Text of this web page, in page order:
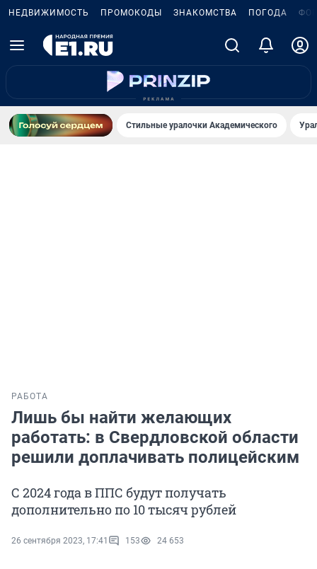
НЕДВИЖИМОСТЬ ПРОМОКОДЫ ЗНАКОМСТВА ПОГОДА
Стильные уралочки Академического
РАБОТА
Лишь бы найти желающих
работать: в Свердловской области
решили доплачивать полицейским
С 2024 года в ППС будут получать
дополнительно по 10 тысяч рублей
26 сентября 2023, 17:41 153 24 653